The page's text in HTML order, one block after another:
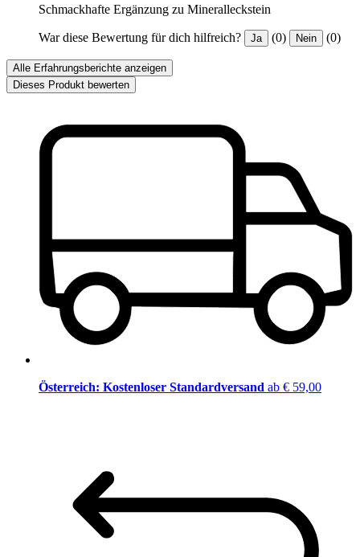
Schmackhafte Ergänzung zu Mineralleckstein
War diese Bewertung für dich hilfreich? Ja (0) Nein (0)
Alle Erfahrungsberichte anzeigen
Dieses Produkt bewerten
Österreich: Kostenloser Standardversand ab € 59,00